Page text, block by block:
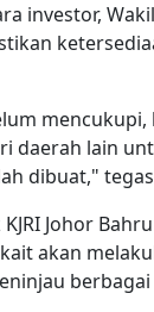
investor,
mencukupi,
daerah lain
dibuat,"
Johor
akan